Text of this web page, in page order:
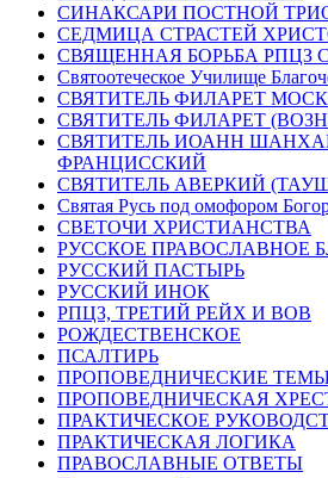
СИНАКСАРИ ПОСТНОЙ
СЕДМИЦА СТРАСТЕЙ
СВЯЩЕННАЯ БОРЬБА РПЦЗ
Святоотеческое Училище
СВЯТИТЕЛЬ ФИЛАРЕТ
СВЯТИТЕЛЬ ФИЛАРЕТ
СВЯТИТЕЛЬ ИОАНН
ФРАНЦИССКИЙ
СВЯТИТЕЛЬ АВЕРКИЙ
Святая Русь под омофором
СВЕТОЧИ ХРИСТИАНСТВА
РУССКОЕ ПРАВОСЛАВНОЕ
РУССКИЙ ПАСТЫРЬ
РУССКИЙ ИНОК
РПЦЗ, ТРЕТИЙ РЕЙХ И ВОВ
РОЖДЕСТВЕНСКОЕ
ПСАЛТИРЬ
ПРОПОВЕДНИЧЕСКИЕ
ПРОПОВЕДНИЧЕСКАЯ
ПРАКТИЧЕСКОЕ
ПРАКТИЧЕСКАЯ ЛОГИКА
ПРАВОСЛАВНЫЕ ОТВЕТЫ